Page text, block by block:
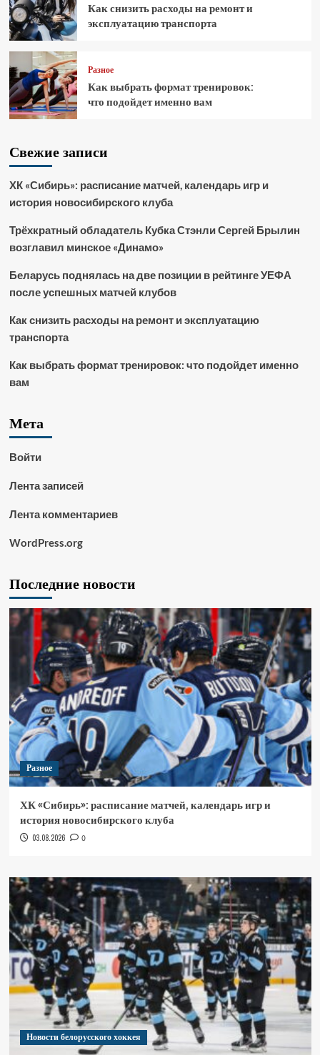
Как снизить расходы на ремонт и
эксплуатацию транспорта
Разное
Как выбрать формат тренировок:
что подойдет именно вам
Свежие записи
ХК «Сибирь»: расписание матчей, календарь игр и
история новосибирского клуба
Трёхкратный обладатель Кубка Стэнли Сергей Брылин
возглавил минское «Динамо»
Беларусь поднялась на две позиции в рейтинге УЕФА
после успешных матчей клубов
Как снизить расходы на ремонт и эксплуатацию
транспорта
Как выбрать формат тренировок: что подойдет именно
вам
Мета
Войти
Лента записей
Лента комментариев
WordPress.org
Последние новости
Разное
ХК «Сибирь»: расписание матчей, календарь игр и
история новосибирского клуба
03.08.2026 0
Новости белорусского хоккея